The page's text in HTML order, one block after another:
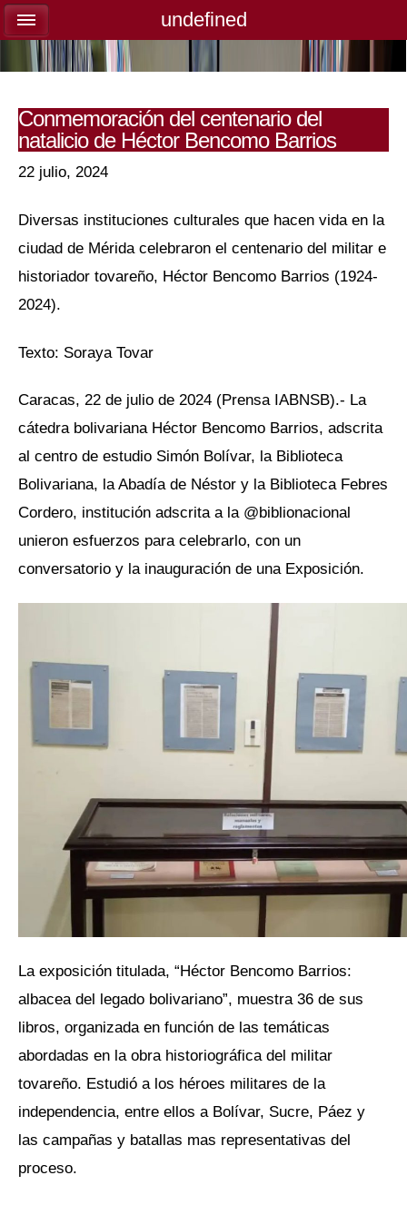
Conmemoración del centenario del
natalicio de Héctor Bencomo Barrios
22 julio, 2024
Diversas instituciones culturales que hacen vida en la
ciudad de Mérida celebraron el centenario del militar e
historiador tovareño, Héctor Bencomo Barrios (1924-
2024).
Texto: Soraya Tovar
Caracas, 22 de julio de 2024 (Prensa IABNSB).- La
cátedra bolivariana Héctor Bencomo Barrios, adscrita
al centro de estudio Simón Bolívar, la Biblioteca
Bolivariana, la Abadía de Néstor y la Biblioteca Febres
Cordero, institución adscrita a la @biblionacional
unieron esfuerzos para celebrarlo, con un
conversatorio y la inauguración de una Exposición.
La exposición titulada, “Héctor Bencomo Barrios:
albacea del legado bolivariano”, muestra 36 de sus
libros, organizada en función de las temáticas
abordadas en la obra historiográfica del militar
tovareño. Estudió a los héroes militares de la
independencia, entre ellos a Bolívar, Sucre, Páez y
las campañas y batallas mas representativas del
proceso.
undefined
undefined